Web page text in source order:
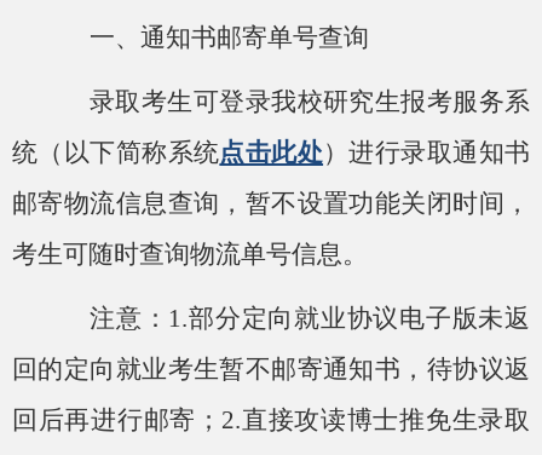
一、通知书邮寄单号查询
录取考生可登录我校研究生报考服务系
统（以下简称系统点击此处）进行录取通知书
邮寄物流信息查询，暂不设置功能关闭时间，
考生可随时查询物流单号信息。
注意： 1.部分定向就业协议电子版未返
回的定向就业考生暂不邮寄通知书，待协议返
回后再进行邮寄； 2.直接攻读博士推免生录取